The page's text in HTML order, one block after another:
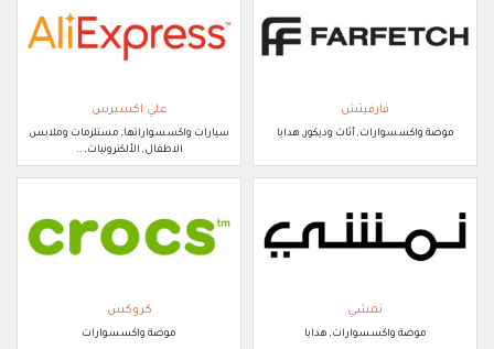
فارفيتش
موضة واكسسوارات, أثاث وديكور, هدايا
علي اكسبرس
سيارات واكسسواراتها, مستلزمات وملابس
الاطفال, الألكترونيات, ..
نمشي
موضة واكسسوارات, هدايا
كروكس
موضة واكسسوارات